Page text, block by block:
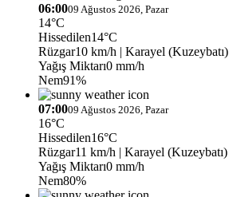
06:0009 Ağustos 2026, Pazar
14°C
Hissedilen14°C
Rüzgar10 km/h | Karayel (Kuzeybatı)
Yağış Miktarı0 mm/h
Nem91%
07:0009 Ağustos 2026, Pazar
16°C
Hissedilen16°C
Rüzgar11 km/h | Karayel (Kuzeybatı)
Yağış Miktarı0 mm/h
Nem80%